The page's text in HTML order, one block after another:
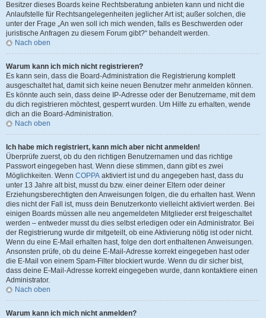
Besitzer dieses Boards keine Rechtsberatung anbieten kann und nicht die
Anlaufstelle für Rechtsangelegenheiten jeglicher Art ist; außer solchen, die
unter der Frage „An wen soll ich mich wenden, falls es Beschwerden oder
juristische Anfragen zu diesem Forum gibt?“ behandelt werden.
Nach oben
Warum kann ich mich nicht registrieren?
Es kann sein, dass die Board-Administration die Registrierung komplett
ausgeschaltet hat, damit sich keine neuen Benutzer mehr anmelden können.
Es könnte auch sein, dass deine IP-Adresse oder der Benutzername, mit dem
du dich registrieren möchtest, gesperrt wurden. Um Hilfe zu erhalten, wende
dich an die Board-Administration.
Nach oben
Ich habe mich registriert, kann mich aber nicht anmelden!
Überprüfe zuerst, ob du den richtigen Benutzernamen und das richtige
Passwort eingegeben hast. Wenn diese stimmen, dann gibt es zwei
Möglichkeiten. Wenn COPPA aktiviert ist und du angegeben hast, dass du
unter 13 Jahre alt bist, musst du bzw. einer deiner Eltern oder deiner
Erziehungsberechtigten den Anweisungen folgen, die du erhalten hast. Wenn
dies nicht der Fall ist, muss dein Benutzerkonto vielleicht aktiviert werden. Bei
einigen Boards müssen alle neu angemeldeten Mitglieder erst freigeschaltet
werden – entweder musst du dies selbst erledigen oder ein Administrator. Bei
der Registrierung wurde dir mitgeteilt, ob eine Aktivierung nötig ist oder nicht.
Wenn du eine E-Mail erhalten hast, folge den dort enthaltenen Anweisungen.
Ansonsten prüfe, ob du deine E-Mail-Adresse korrekt eingegeben hast oder
die E-Mail von einem Spam-Filter blockiert wurde. Wenn du dir sicher bist,
dass deine E-Mail-Adresse korrekt eingegeben wurde, dann kontaktiere einen
Administrator.
Nach oben
Warum kann ich mich nicht anmelden?